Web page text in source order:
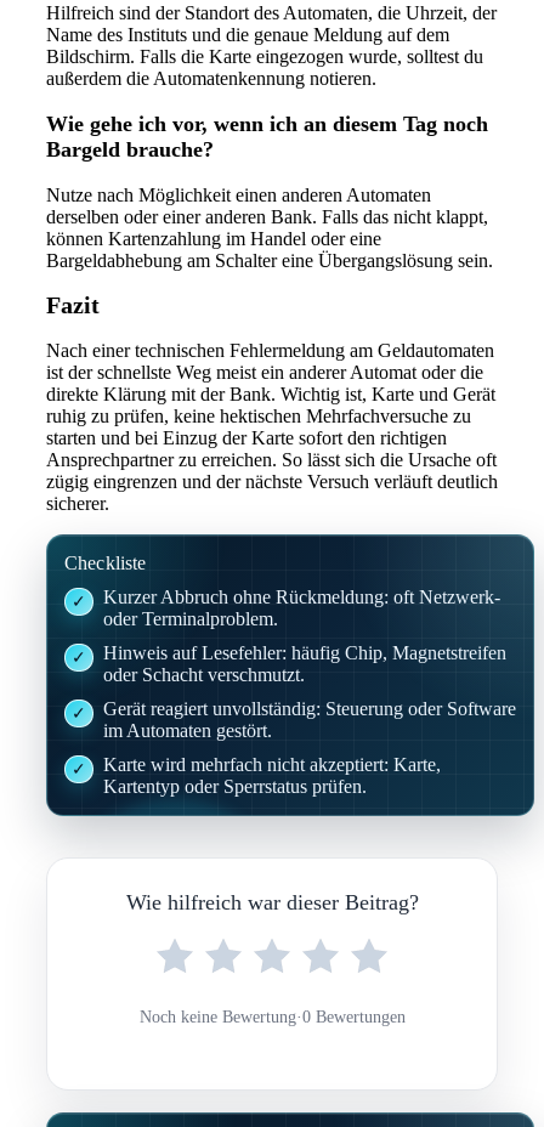
Hilfreich sind der Standort des Automaten, die Uhrzeit, der
Name des Instituts und die genaue Meldung auf dem
Bildschirm. Falls die Karte eingezogen wurde, solltest du
außerdem die Automatenkennung notieren.
Wie gehe ich vor, wenn ich an diesem Tag noch
Bargeld brauche?
Nutze nach Möglichkeit einen anderen Automaten
derselben oder einer anderen Bank. Falls das nicht klappt,
können Kartenzahlung im Handel oder eine
Bargeldabhebung am Schalter eine Übergangslösung sein.
Fazit
Nach einer technischen Fehlermeldung am Geldautomaten
ist der schnellste Weg meist ein anderer Automat oder die
direkte Klärung mit der Bank. Wichtig ist, Karte und Gerät
ruhig zu prüfen, keine hektischen Mehrfachversuche zu
starten und bei Einzug der Karte sofort den richtigen
Ansprechpartner zu erreichen. So lässt sich die Ursache oft
zügig eingrenzen und der nächste Versuch verläuft deutlich
sicherer.
Checkliste
Kurzer Abbruch ohne Rückmeldung: oft Netzwerk-
oder Terminalproblem.
Hinweis auf Lesefehler: häufig Chip, Magnetstreifen
oder Schacht verschmutzt.
Gerät reagiert unvollständig: Steuerung oder Software
im Automaten gestört.
Karte wird mehrfach nicht akzeptiert: Karte,
Kartentyp oder Sperrstatus prüfen.
Wie hilfreich war dieser Beitrag?
Noch keine Bewertung·0 Bewertungen